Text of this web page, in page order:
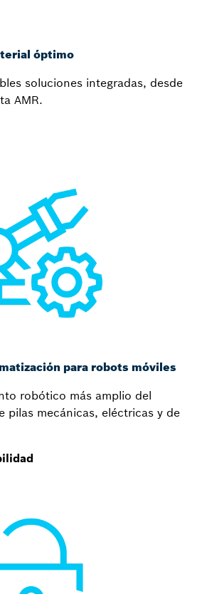
óptimo
soluciones integradas, desde
AMR.
para robots móviles
robótico más amplio del
pilas mecánicas, eléctricas y de